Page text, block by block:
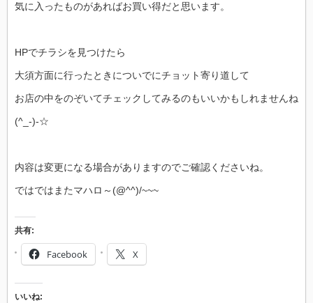
気に入ったものがあればお買い得だと思います。
HPでチラシを見つけたら
大須方面に行ったときについでにチョット寄り道して
お店の中をのぞいてチェックしてみるのもいいかもしれませんね
(^_-)-☆
内容は変更になる場合がありますのでご確認くださいね。
ではではまたマハロ～(@^^)/~~~
共有:
Facebook X
いいね: